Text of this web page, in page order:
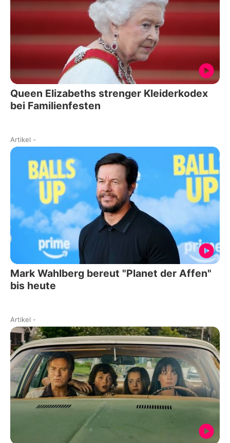
Queen Elizabeths strenger Kleiderkodex
bei Familienfesten
Artikel -
Mark Wahlberg bereut "Planet der Affen"
bis heute
Artikel -